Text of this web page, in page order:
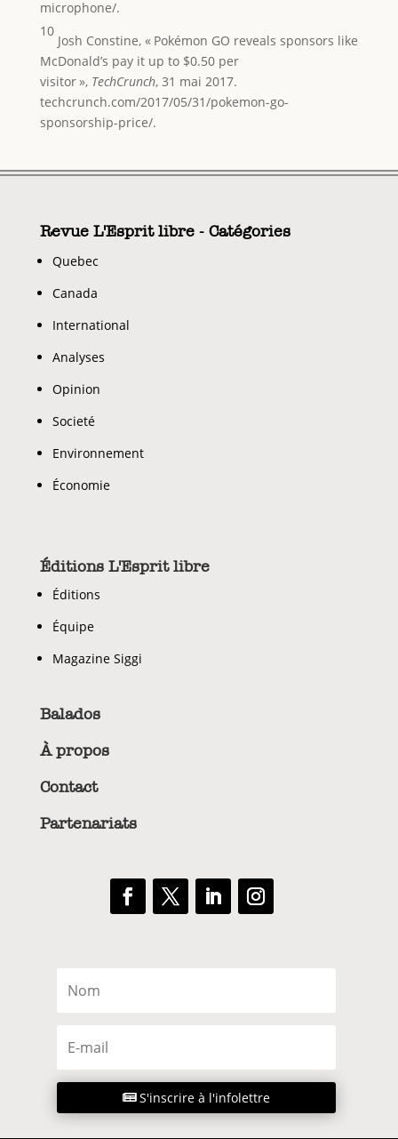
microphone/.
10
Josh Constine, « Pokémon GO reveals sponsors like
McDonald’s pay it up to $0.50 per
visitor », TechCrunch, 31 mai 2017.
techcrunch.com/2017/05/31/pokemon-go-
sponsorship-price/.
Revue L'Esprit libre - Catégories
Quebec
Canada
International
Analyses
Opinion
Societé
Environnement
Économie
Éditions L'Esprit libre
Éditions
Équipe
Magazine Siggi
Balados
À propos
Contact
Partenariats
S'inscrire à l'infolettre